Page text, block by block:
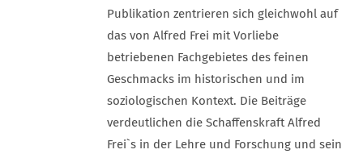
Publikation zentrieren sich gleichwohl auf
das von Alfred Frei mit Vorliebe
betriebenen Fachgebietes des feinen
Geschmacks im historischen und im
soziologischen Kontext. Die Beiträge
verdeutlichen die Schaffenskraft Alfred
Frei`s in der Lehre und Forschung und sein